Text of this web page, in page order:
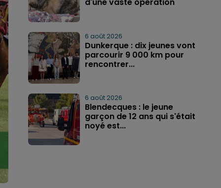
d'une vaste opération
6 août 2026
Dunkerque : dix jeunes vont
parcourir 9 000 km pour
rencontrer...
6 août 2026
Blendecques : le jeune
garçon de 12 ans qui s'était
noyé est...